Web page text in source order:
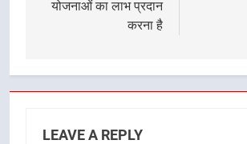
योजनाओं का लाभ प्रदान
करना है
LEAVE A REPLY